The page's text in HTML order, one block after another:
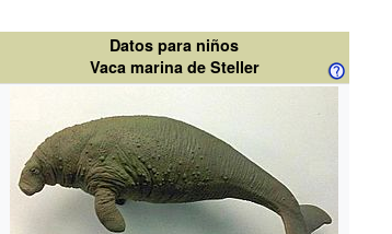
Datos para niños
Vaca marina de Steller